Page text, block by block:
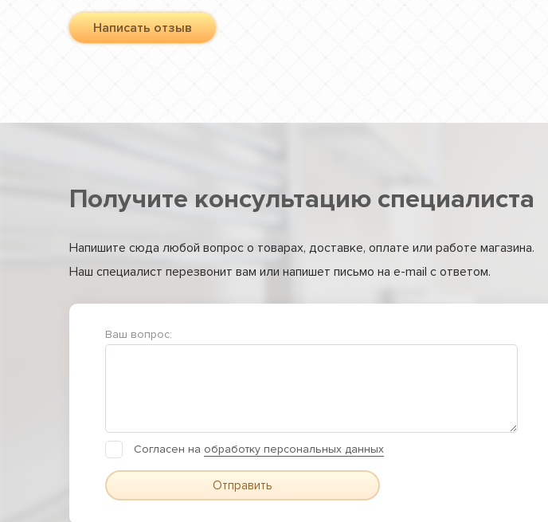
Написать отзыв
Получите консультацию специалиста
Напишите сюда любой вопрос о товарах, доставке, оплате или работе магазина.
Наш специалист перезвонит вам или напишет письмо на e-mail с ответом.
Ваш вопрос:
Согласен на обработку персональных данных
Отправить